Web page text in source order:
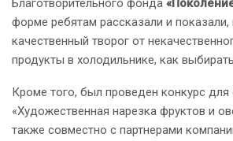
Благотворительного фонда
форме ребятам рассказали и показали,
качественный творог от
продукты в холодильнике, как
Кроме того, был проведен конкурс для
«Художественная нарезка фруктов и
также совместно с партнерами